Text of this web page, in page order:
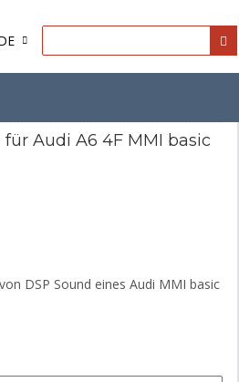
Audi A6 4F MMI basic
DSP Sound eines Audi MMI basic